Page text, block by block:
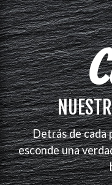
Detrás de cada
esconde una